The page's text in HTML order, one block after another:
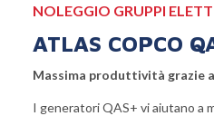
NOLEGGIO GRUPPI
ATLAS COPCO
Massima produttività grazie
I generatori QAS+ vi aiutano a